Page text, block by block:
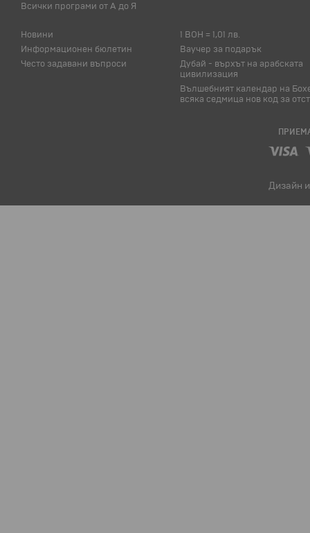
Всички програми от А до Я
Новини
Информационен бюлетин
Често задавани въпроси
1 BOH = 1,01 лв.
Ваучер за подарък
Дубай - върхът на арабската
цивилизация
Вълшебният календар на
всяка седмица нов код за
Дизайн